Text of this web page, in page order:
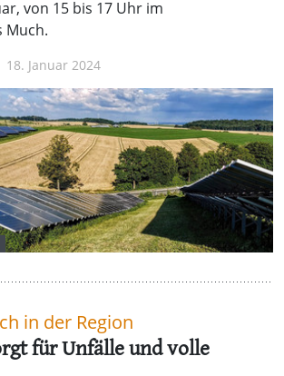
von 15 bis 17 Uhr im
Much.
Januar 2024
in der Region
für Unfälle und volle